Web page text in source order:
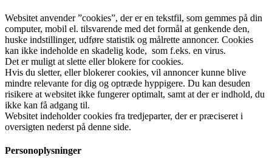
Websitet anvender ”cookies”, der er en tekstfil, som gemmes på din
computer, mobil el. tilsvarende med det formål at genkende den,
huske indstillinger, udføre statistik og målrette annoncer. Cookies
kan ikke indeholde en skadelig kode, som f.eks. en virus.
Det er muligt at slette eller blokere for cookies.
Hvis du sletter, eller blokerer cookies, vil annoncer kunne blive
mindre relevante for dig og optræde hyppigere. Du kan desuden
risikere at websitet ikke fungerer optimalt, samt at der er indhold, du
ikke kan få adgang til.
Websitet indeholder cookies fra tredjeparter, der er præciseret i
oversigten nederst på denne side.
Personoplysninger